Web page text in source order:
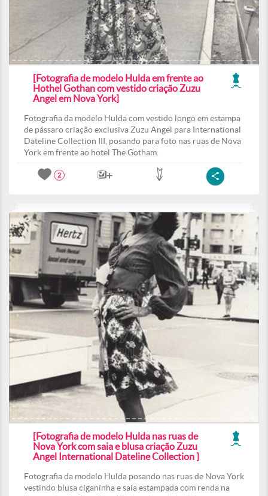
[Fotografia de modelo Hulda em frente ao
Hothel Gothan com vestido criação Zuzu
Angel em Nova York]
Fotografia da modelo Hulda com vestido longo em estampa
de pássaro criação exclusiva Zuzu Angel para International
Dateline Collection III, posando para foto nas ruas de Nova
York em frente ao hotel The Gotham.
2
[Fotografia de modelo Hulda nas ruas de
Nova York com saia e blusa criação Zuzu
Angel International Dateline Collection ]
Fotografia da modelo Hulda posando nas ruas de Nova York
vestindo blusa ciganinha e saia estampada com renda na